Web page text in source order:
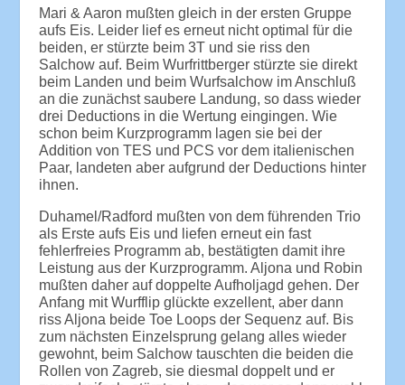
Mari & Aaron mußten gleich in der ersten Gruppe
aufs Eis. Leider lief es erneut nicht optimal für die
beiden, er stürzte beim 3T und sie riss den
Salchow auf. Beim Wurfrittberger stürzte sie direkt
beim Landen und beim Wurfsalchow im Anschluß
an die zunächst saubere Landung, so dass wieder
drei Deductions in die Wertung eingingen. Wie
schon beim Kurzprogramm lagen sie bei der
Addition von TES und PCS vor dem italienischen
Paar, landeten aber aufgrund der Deductions hinter
ihnen.
Duhamel/Radford mußten von dem führenden Trio
als Erste aufs Eis und liefen erneut ein fast
fehlerfreies Programm ab, bestätigten damit ihre
Leistung aus der Kurzprogramm. Aljona und Robin
mußten daher auf doppelte Aufholjagd gehen. Der
Anfang mit Wurfflip glückte exzellent, aber dann
riss Aljona beide Toe Loops der Sequenz auf. Bis
zum nächsten Einzelsprung gelang alles wieder
gewohnt, beim Salchow tauschten die beiden die
Rollen von Zagreb, sie diesmal doppelt und er